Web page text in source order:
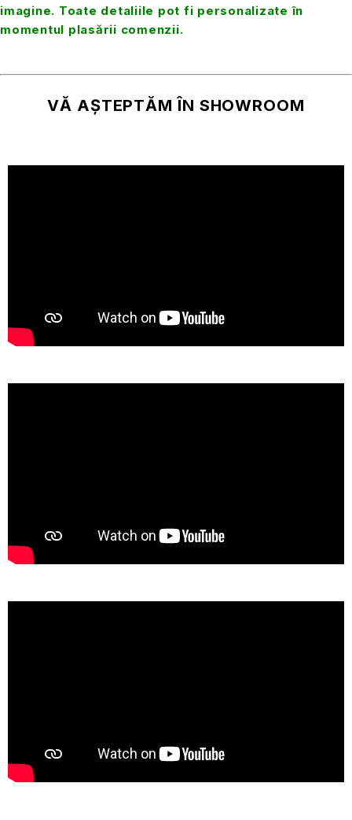
imagine. Toate detaliile pot fi personalizate în
momentul plasării comenzii.
VĂ AȘTEPTĂM ÎN SHOWROOM